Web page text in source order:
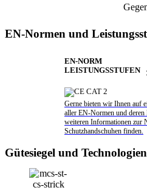
EN-Normen und
EN-NORM
LEISTUNGSSTUFEN
Gerne bieten wir Ihnen auf
aller EN-Normen und
weiteren Informationen zur
Schutzhandschuhen finden.
Gütesiegel und Technologien